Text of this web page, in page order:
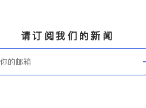
请订阅我们的新闻